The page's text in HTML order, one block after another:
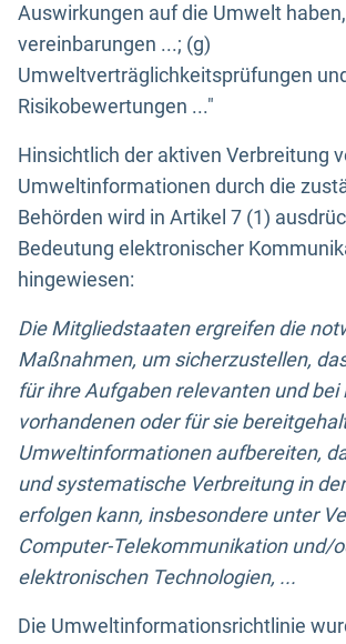
Auswirkungen auf die Umwelt
vereinbarungen ...; (g)
Umweltverträglichkeitsprüfungen
Risikobewertungen ..."
Hinsichtlich der aktiven Verbreitung
Umweltinformationen durch die
Behörden wird in Artikel 7 (1)
Bedeutung elektronischer
hingewiesen:
Die Mitgliedstaaten ergreifen die
Maßnahmen, um sicherzustellen,
für ihre Aufgaben relevanten und bei
vorhandenen oder für sie
Umweltinformationen aufbereiten,
und systematische Verbreitung in
erfolgen kann, insbesondere unter
Computer-Telekommunikation und/
elektronischen Technologien, ...
Die Umweltinformationsrichtlinie